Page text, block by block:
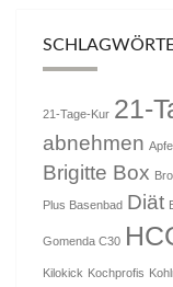
21-Tage-Kur 21-
abnehmen
Brigitte Box
Plus Basenbad Diät
Gomenda C30
Kilokick Kochprofis